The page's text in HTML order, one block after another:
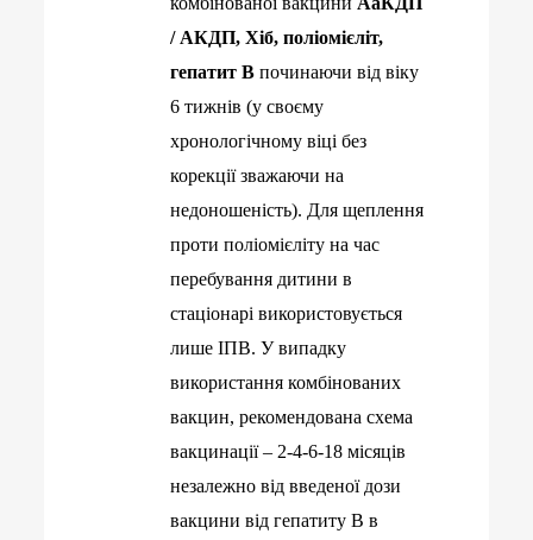
/ АКДП, Хіб, поліомієліт,
гепатит В починаючи від віку
6 тижнів (у своєму
хронологічному віці без
корекції зважаючи на
недоношеність). Для щеплення
проти поліомієліту на час
перебування дитини в
стаціонарі використовується
лише ІПВ. У випадку
використання комбінованих
вакцин, рекомендована схема
вакцинації – 2-4-6-18 місяців
незалежно від введеної дози
вакцини від гепатиту В в